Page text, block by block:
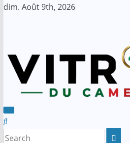
Skip
dim. Août 9th, 2026